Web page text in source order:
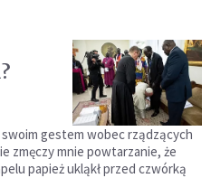
gestem wobec rządzących
zmęczy mnie powtarzanie, że
papież ukląkł przed czwórką